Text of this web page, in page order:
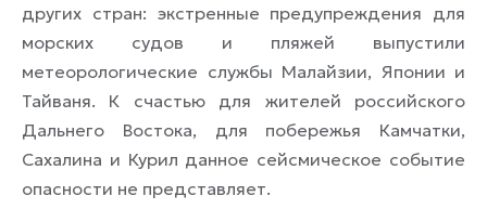
других стран: экстренные предупреждения для
морских судов и пляжей выпустили
метеорологические службы Малайзии, Японии и
Тайваня. К счастью для жителей российского
Дальнего Востока, для побережья Камчатки,
Сахалина и Курил данное сейсмическое событие
опасности не представляет.